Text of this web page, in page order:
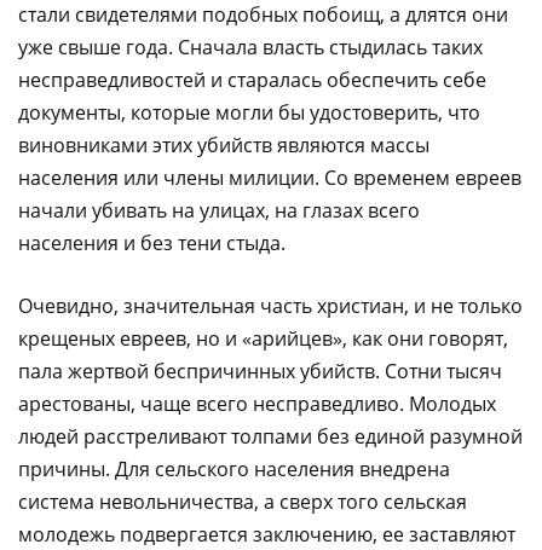
стали свидетелями подобных побоищ, а длятся они
уже свыше года. Сначала власть стыдилась таких
несправедливостей и старалась обеспечить себе
документы, которые могли бы удостоверить, что
виновниками этих убийств являются массы
населения или члены милиции. Со временем евреев
начали убивать на улицах, на глазах всего
населения и без тени стыда.
Очевидно, значительная часть христиан, и не только
крещеных евреев, но и «арийцев», как они говорят,
пала жертвой беспричинных убийств. Сотни тысяч
арестованы, чаще всего несправедливо. Молодых
людей расстреливают толпами без единой разумной
причины. Для сельского населения внедрена
система невольничества, а сверх того сельская
молодежь подвергается заключению, ее заставляют